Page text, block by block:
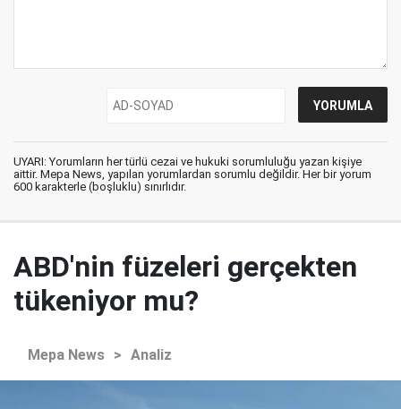
UYARI: Yorumların her türlü cezai ve hukuki sorumluluğu yazan kişiye
aittir. Mepa News, yapılan yorumlardan sorumlu değildir. Her bir yorum
600 karakterle (boşluklu) sınırlıdır.
ABD'nin füzeleri gerçekten
tükeniyor mu?
Mepa News > Analiz